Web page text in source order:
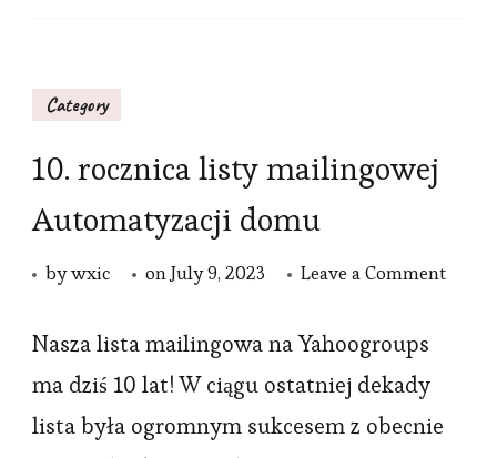
Category
10. rocznica listy mailingowej
Automatyzacji domu
bywxic onJuly 9, 2023 Leave a Commenton
Nasza lista mailingowa na Yahoogroups
ma dziś 10 lat! W ciągu ostatniej dekady
lista była ogromnym sukcesem z obecnie